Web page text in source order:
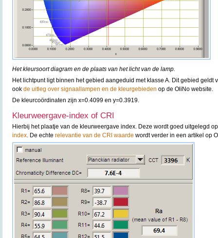
Het kleursoort diagram en de plaats van het licht van de lamp.
Het lichtpunt ligt binnen het gebied aangeduid met klasse A. Dit gebied geldt
ook de uitleg over signaallampen en de kleurgebieden op de OliNo website.
De kleurcoördinaten zijn x=0.4099 en y=0.3919.
Kleurweergave-index of CRI
Hierbij het plaatje van de kleurweergave index. Deze wordt goed uitgelegd
index. De echte relevantie van de CRI waarde wordt verder in een artikel op